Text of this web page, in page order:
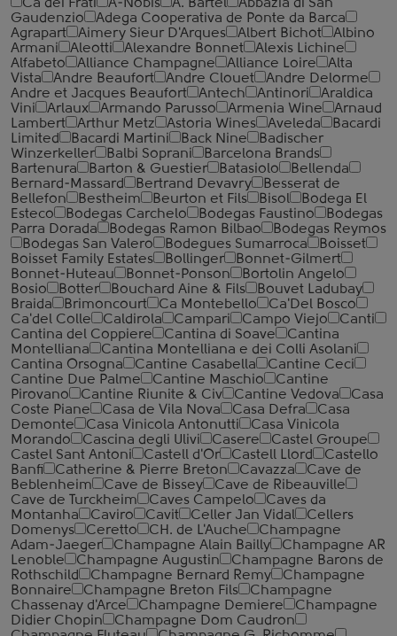
Ca dei Frati
A-Nobis A. Bartel
Abbazia di San
Gaudenzio
Adega Cooperativa de Ponte da Barca
Agrapart
Aimery Sieur D'Arques Albert Bichot
Albino
Armani
Aleotti Alexandre Bonnet
Alexis Lichine
Alfabeto
Alliance Champagne Alliance Loire
Alta
Vista
Andre Beaufort Andre Clouet
Andre Delorme
Andre et Jacques Beaufort
Antech Antinori
Araldica
Vini
Arlaux Armando Parusso Armenia Wine
Arnaud
Lambert
Arthur Metz Astoria Wines Aveleda
Bacardi
Limited
Bacardi Martini Back Nine
Badischer
Winzerkeller
Balbi Soprani
Barcelona Brands
Bartenura
Barton & Guestier Batasiolo
Bellenda
Bernard-Massard
Bertrand Devavry
Besserat de
Bellefon
Bestheim Beurton et Fils Bisol
Bodega El
Esteco
Bodegas Carchelo Bodegas Faustino
Bodegas
Parra Dorada
Bodegas Ramon Bilbao
Bodegas Reymos
Bodegas San Valero
Bodegues Sumarroca
Boisset
Boisset Family Estates
Bollinger
Bonnet-Gilmert
Bonnet-Huteau
Bonnet-Ponson
Bortolin Angelo
Bosio
Botter Bouchard Aine & Fils
Bouvet Ladubay
Braida
Brimoncourt Ca Montebello
Ca'Del Bosco
Ca'del Colle
Caldirola Campari Campo Viejo
Canti
Cantina del Coppiere
Cantina di Soave
Cantina
Montelliana
Cantina Montelliana e dei Colli Asolani
Cantina Orsogna
Cantine Casabella
Cantine Ceci
Cantine Due Palme
Cantine Maschio
Cantine
Pirovano
Cantine Riunite & Civ Cantine Vedova
Casa
Coste Piane
Casa de Vila Nova Casa Defra
Casa
Demonte
Casa Vinicola Antonutti
Casa Vinicola
Morando
Cascina degli Ulivi Casere
Castel Groupe
Castel Sant Antoni
Castell d'Or Castell Llord
Castello
Banfi
Catherine & Pierre Breton Cavazza
Cave de
Beblenheim
Cave de Bissey
Cave de Ribeauville
Cave de Turckheim
Caves Campelo
Caves da
Montanha
Caviro Cavit Celler Jan Vidal
Cellers
Domenys
Ceretto CH. de L'Auche
Champagne
Adam-Jaeger
Champagne Alain Bailly
Champagne AR
Lenoble
Champagne Augustin
Champagne Barons de
Rothschild
Champagne Bernard Remy
Champagne
Bonnaire
Champagne Breton Fils
Champagne
Chassenay d'Arce
Champagne Demiere
Champagne
Didier Chopin
Champagne Dom Caudron